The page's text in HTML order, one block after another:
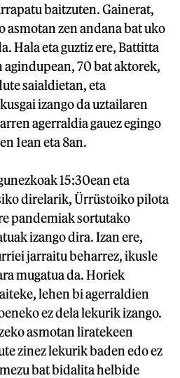
baitzuten. Gainerat,
asmotan zen andana bat uko
Hala eta guztiz ere, Battitta
70 bat aktorek,
saialdietan, eta
izango da uztailaren
agerraldia gauez egingo
1ean eta 8an.
15:30ean eta
direlarik, Ürrüstoiko pilota
pandemiak sortutako
izango dira. Izan ere,
jarraitu beharrez, ikusle
mugatua da. Horiek
lehen bi agerraldien
ez dela lekurik izango.
asmotan liratekeen
zinez lekurik baden edo ez
bat bidalita helbide